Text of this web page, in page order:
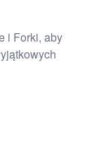
i Forki, aby